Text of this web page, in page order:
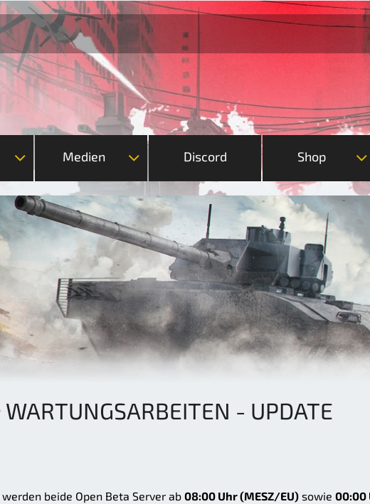
Medien Discord Shop
WARTUNGSARBEITEN - UPDATE
werden beide Open Beta Server ab 08:00 Uhr (MESZ/EU) sowie 00:00